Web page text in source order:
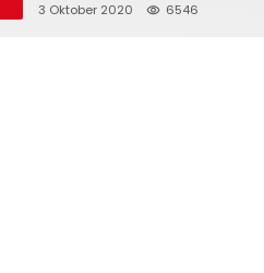
3 Oktober 2020 6546